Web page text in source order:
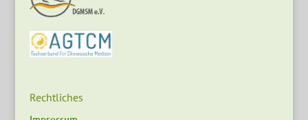
Rechtliches